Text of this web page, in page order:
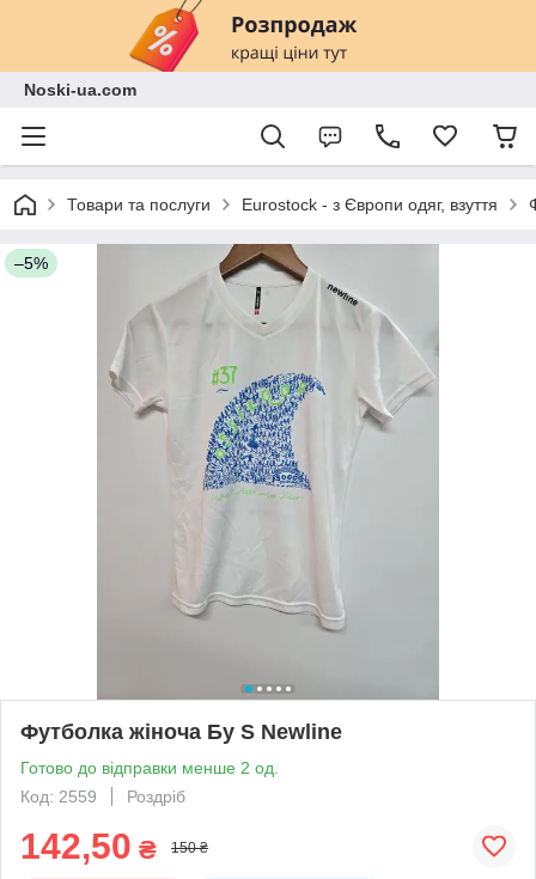
Noski-ua.com
Товари та послуги Eurostock - з Європи одяг, взуття
–5%
Футболка жіноча Бу S Newline
Готово до відправки менше 2 од.
Код: 2559
Роздріб
142,50 ₴ 150 ₴